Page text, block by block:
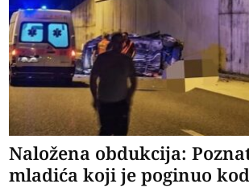
Naložena obdukcija:
mladića koji je poginuo